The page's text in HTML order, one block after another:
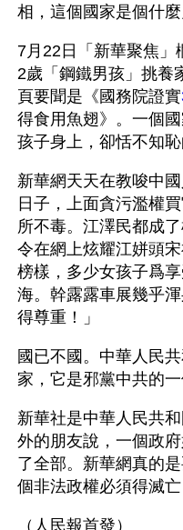
相，這個國家是個什麼
7月22日「新華聚焦」
2歲「鋼鐵男孩」挑養
頁要聞是《國務院證實
得食用魚翅》。一個
孩子身上，卻恬不知
新華網天天在教唆中
日子，上面貪污濫權
所不毒。江澤民都成
令在網上炫耀江姘頭
榜樣，多少女孩子爲
海。幹露露車展幾乎
得尊重！」
國已不國。中華人民
家，它是邪黨中共的
新華社是中華人民共
外的朋友說，一個政
了全部。新華網真的
個非法政權必須得滅